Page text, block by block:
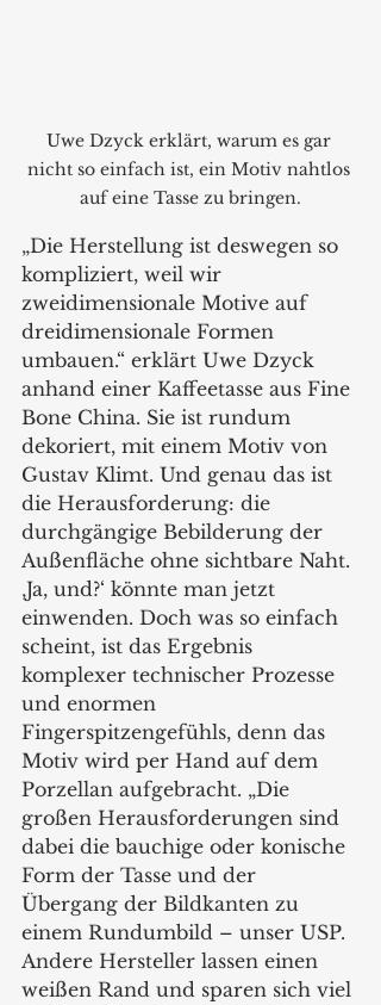
Uwe Dzyck erklärt, warum es gar
nicht so einfach ist, ein Motiv nahtlos
auf eine Tasse zu bringen.
„Die Herstellung ist deswegen so
kompliziert, weil wir
zweidimensionale Motive auf
dreidimensionale Formen
umbauen.“ erklärt Uwe Dzyck
anhand einer Kaffeetasse aus Fine
Bone China. Sie ist rundum
dekoriert, mit einem Motiv von
Gustav Klimt. Und genau das ist
die Herausforderung: die
durchgängige Bebilderung der
Außenfläche ohne sichtbare Naht.
‚Ja, und?‘ könnte man jetzt
einwenden. Doch was so einfach
scheint, ist das Ergebnis
komplexer technischer Prozesse
und enormen
Fingerspitzengefühls, denn das
Motiv wird per Hand auf dem
Porzellan aufgebracht. „Die
großen Herausforderungen sind
dabei die bauchige oder konische
Form der Tasse und der
Übergang der Bildkanten zu
einem Rundumbild – unser USP.
Andere Hersteller lassen einen
weißen Rand und sparen sich viel